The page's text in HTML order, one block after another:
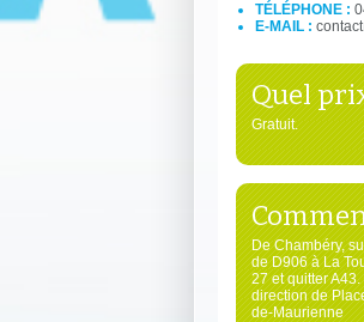
TÉLÉPHONE :
E-MAIL :
Quel
Gratuit.
De Chambéry,
de D906 à La
27 et quitter
direction de
de-Maurienne